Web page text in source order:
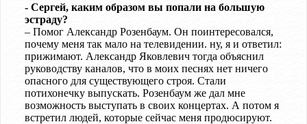
- Сергей, каким образом вы попали на большую
эстраду?
– Помог Александр Розенбаум. Он поинтересовался,
почему меня так мало на телевидении. ну, я и ответил:
прижимают. Александр Яковлевич тогда объяснил
руководству каналов, что в моих песнях нет ничего
опасного для существующего строя. Стали
потихонечку выпускать. Розенбаум же дал мне
возможность выступать в своих концертах. А потом я
встретил людей, которые сейчас меня продюсируют.